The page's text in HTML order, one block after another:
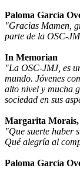
Paloma García
"Gracias Mamen,
parte de la OSC-
In Memorian
"La OSC-JMJ, es
mundo. Jóvenes
alto nivel y mucha
sociedad en sus
Margarita Morais,
"Que suerte haber
Qué alegría al
Paloma García